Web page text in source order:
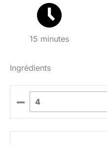
15 minutes
Ingrédients
–